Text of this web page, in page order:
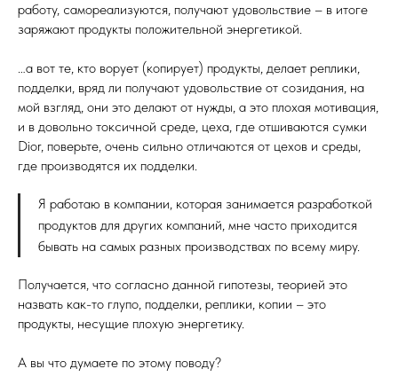
работу, самореализуются, получают удовольствие – в итоге
заряжают продукты положительной энергетикой.
…а вот те, кто ворует (копирует) продукты, делает реплики,
подделки, вряд ли получают удовольствие от созидания, на
мой взгляд, они это делают от нужды, а это плохая мотивация,
и в довольно токсичной среде, цеха, где отшиваются сумки
Dior, поверьте, очень сильно отличаются от цехов и среды,
где производятся их подделки.
Я работаю в компании, которая занимается разработкой
продуктов для других компаний, мне часто приходится
бывать на самых разных производствах по всему миру.
Получается, что согласно данной гипотезы, теорией это
назвать как-то глупо, подделки, реплики, копии – это
продукты, несущие плохую энергетику.
А вы что думаете по этому поводу?